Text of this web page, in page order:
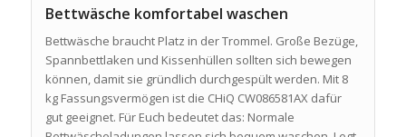
Bettwäsche komfortabel waschen
Bettwäsche braucht Platz in der Trommel. Große Bezüge,
Spannbettlaken und Kissenhüllen sollten sich bewegen
können, damit sie gründlich durchgespült werden. Mit 8
kg Fassungsvermögen ist die CHiQ CW086581AX dafür
gut geeignet. Für Euch bedeutet das: Normale